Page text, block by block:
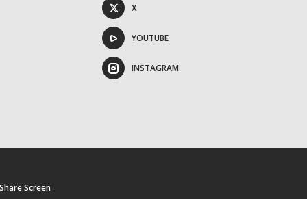
X
YOUTUBE
INSTAGRAM
Share Screen